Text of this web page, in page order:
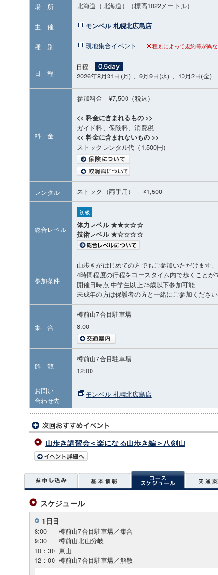
場 所 北海道（北海道） （標高1022メートル）
主 催 モンベル 札幌北広島店
種 別 現地集合イベント 種別によって規約等が異
日 程 2026年8月31日(月) 、9月9日(水) 、10月2日(金)
料 金
参加料金 ¥7,500（税込）
<< 料金に含まれるもの >>
ガイド料、保険料、消費税
<< 料金に含まれないもの >>
ストックレンタル代（1,500円）
レンタル ストック（両手用） ¥1,500
総合レベル
初級
体力レベル ★★☆☆☆
技術レベル ★☆☆☆☆
参加条件
山歩きがはじめての方でもご参加いただけます。
4時間程度の行程をコースタイム内で歩くことが
開催日時点 中学生以上75歳以下参加可能
未成年の方は保護者の方と一緒にご参加くださ
集 合
樽前山7合目駐車場
8:00
解 散
樽前山7合目駐車場
12:00
お問い
合わせ先
モンベル 札幌北広島店
山歩き講習会＜楽になる山歩き編＞八剣山
スケジュール
1日目
8:00
樽前山7合目駐車場／集合
9:30
樽前山北山分岐
10：30 東山
12：00 樽前山7合目駐車場／解散